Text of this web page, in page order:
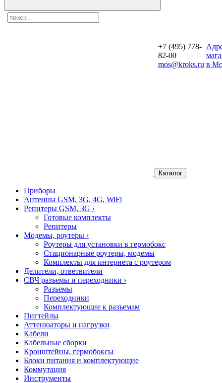
+7 (495) 778-
82-00
mos@kroks.ru в
Каталог
Приборы
Антенны GSM, 3G, 4G, WiFi
Репитеры GSM, 3G ›
Готовые комплекты
Репитеры
Модемы, роутеры ›
Роутеры для установки в гермобокс
Стационарные роутеры, модемы
Комплекты для интернета с роутером
Делители, ответвители
СВЧ разъемы и переходники ›
Разъемы
Переходники
Комплектующие к разъемам
Пигтейлы
Аттенюаторы и нагрузки
Кабели
Кабельные сборки
Кронштейны, гермобоксы
Блоки питания и комплектующие
Коммутация
Инструменты